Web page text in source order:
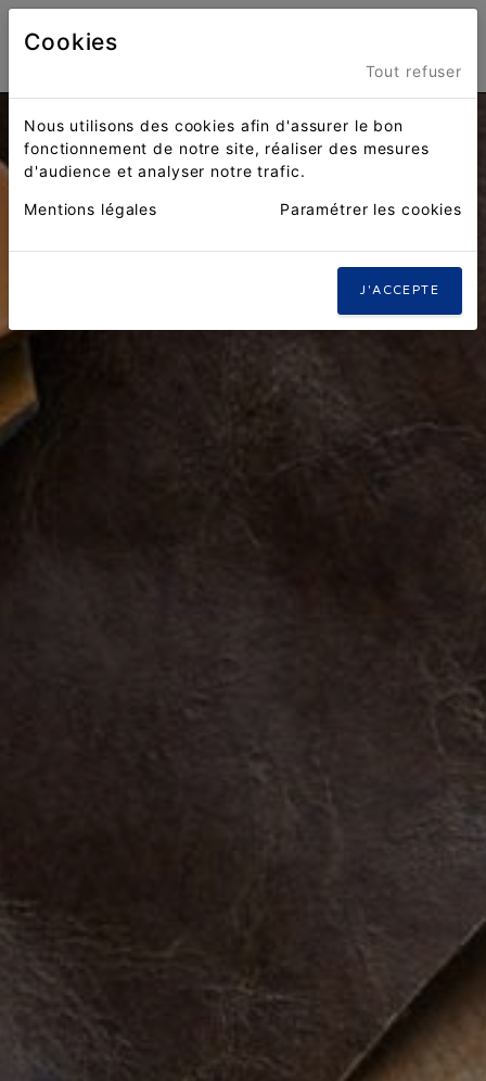
Cookies
Tout refuser
Nous utilisons des cookies afin d'assurer le bon
fonctionnement de notre site, réaliser des mesures
d'audience et analyser notre trafic.
Mentions légales Paramétrer les cookies
J'ACCEPTE